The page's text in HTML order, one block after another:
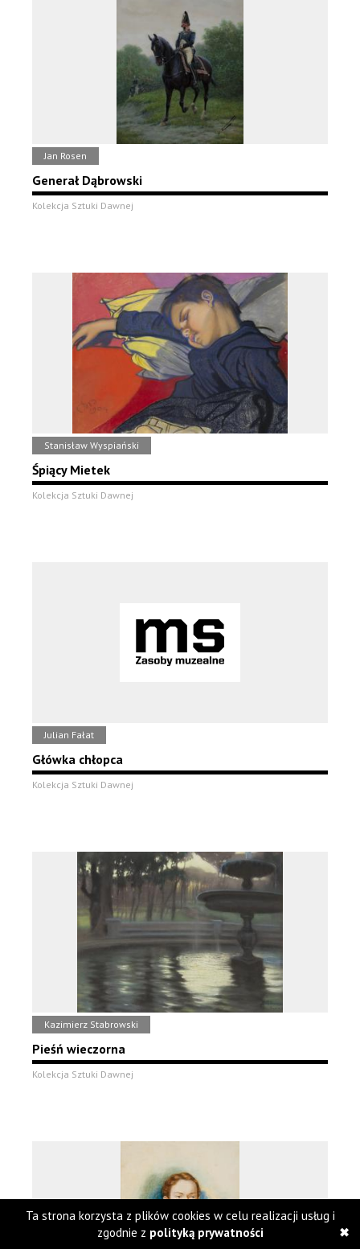
Jan Rosen
Generał Dąbrowski
Kolekcja Sztuki Dawnej
Stanisław Wyspiański
Śpiący Mietek
Kolekcja Sztuki Dawnej
Julian Fałat
Główka chłopca
Kolekcja Sztuki Dawnej
Kazimierz Stabrowski
Pieśń wieczorna
Kolekcja Sztuki Dawnej
Ta strona korzysta z plików cookies w celu realizacji usług i
zgodnie z polityką prywatności